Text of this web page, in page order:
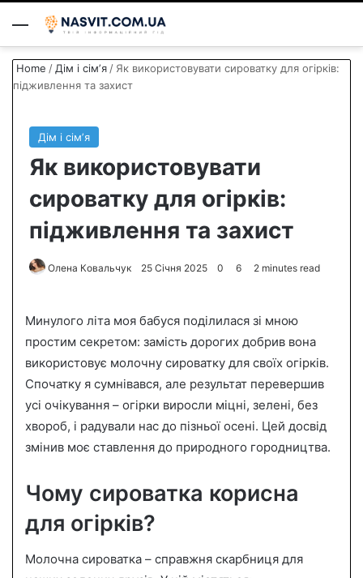
Menu
Home / Дім і сімʼя / Як використовувати сироватку для огірків:
підживлення та захист
Дім і сімʼя
Як використовувати
сироватку для огірків:
підживлення та захист
Олена Ковальчук
d
a
n
e
m
a
i
25 Січня 2025 0 6 2 minutes read
Минулого літа моя бабуся поділилася зі мною
простим секретом: замість дорогих добрив вона
використовує молочну сироватку для своїх огірків.
Спочатку я сумнівався, але результат перевершив
усі очікування – огірки виросли міцні, зелені, без
хвороб, і радували нас до пізньої осені. Цей досвід
змінив моє ставлення до природного городництва.
Чому сироватка корисна
для огірків?
Молочна сироватка – справжня скарбниця для